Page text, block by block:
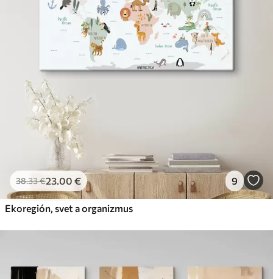
38.33€23.00 € 9
Ekoregión, svet a organizmus